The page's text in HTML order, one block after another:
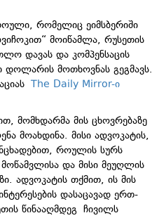
რომელიც ეიმსბერიში
მოიწამლა, რუსეთის
დავას და კომპენსაცის
მოთხოვნას გეგმავს.
The Daily Mirror-ი
მომხდარმა მის ცხოვრებაზე
მოახდინა. მისი ადვოკატის,
როულის სურს
და მისი მეუღლის
ადვოკატის თქმით, ის მის
დასაცავად ერთ-
წინააღმდეგ ჩივილს